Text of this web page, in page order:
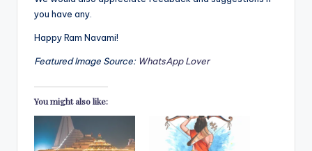
you have any.
Happy Ram Navami!
Featured Image Source: WhatsApp Lover
You might also like: